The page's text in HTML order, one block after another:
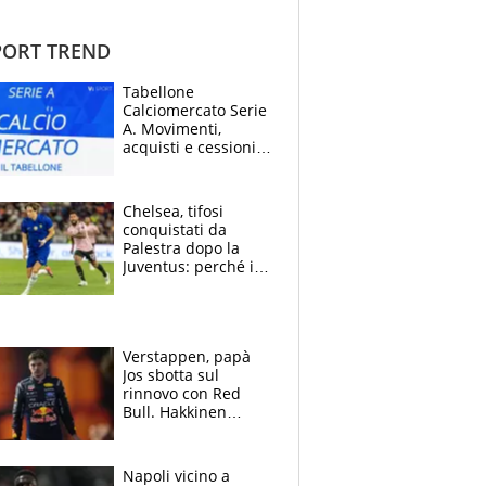
TREND
Tabellone
Calciomercato Serie
A. Movimenti,
acquisti e cessioni:
Chelsea, tifosi
conquistati da
Palestra dopo la
Juventus: perché i
Verstappen, papà
Jos sbotta sul
rinnovo con Red
Bull. Hakkinen
sarebbe un rischio”
Napoli vicino a